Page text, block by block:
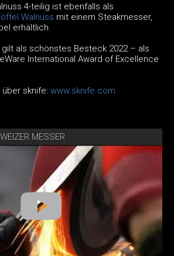
4-teilig ist ebenfalls als
Walnuss mit einem Steakmesser,
erhältlich.
als schönstes Besteck 2022 – als
International Award of Excellence
sknife: www.sknife.com
MESSER